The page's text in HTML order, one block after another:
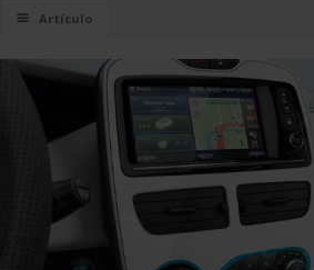
☰ Artículo